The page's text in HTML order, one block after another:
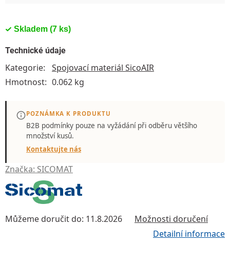
Skladem (7 ks)
Značka: SICOMAT
Můžeme doručit do: 11.8.2026 Možnosti doručení
Detailní informace
Technické údaje
Kategorie:
Spojovací materiál SicoAIR
Hmotnost: 0.062 kg
POZNÁMKA K PRODUKTU
B2B podmínky pouze na vyžádánípři odběru většího
množství kusů.
Kontaktujte nás